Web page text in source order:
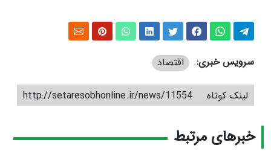
سرویس خبری: اقتصاد
لینک کوتاه http://setaresobhonline.ir/news/11554
خبرهای مرتبط